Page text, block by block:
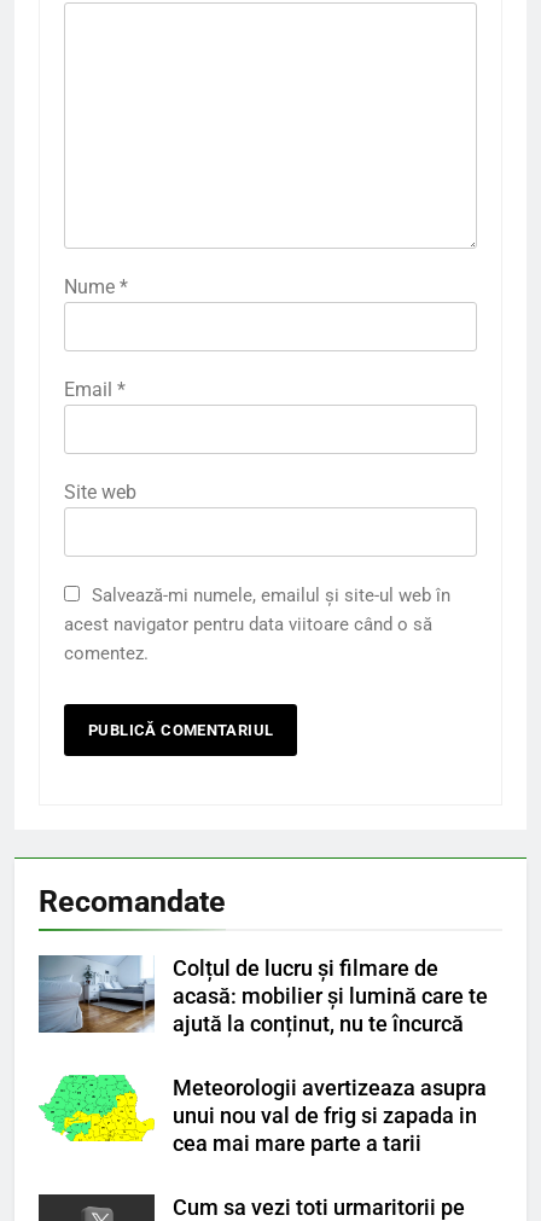
Nume *
Email *
Site web
Salvează-mi numele, emailul și site-ul web în
acest navigator pentru data viitoare când o să
comentez.
Recomandate
Colțul de lucru și filmare de
acasă: mobilier și lumină care te
ajută la conținut, nu te încurcă
Meteorologii avertizeaza asupra
unui nou val de frig si zapada in
cea mai mare parte a tarii
Cum sa vezi toti urmaritorii pe